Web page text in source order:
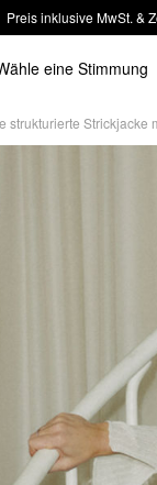
Preis inklusive MwSt. &
eine Stimmung
strukturierte Strickjacke